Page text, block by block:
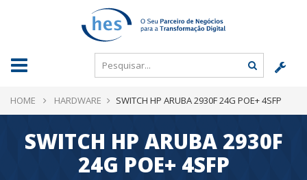
HOME HARDWARE SWITCH HP ARUBA 2930F 24G POE+ 4SFP
SWITCH HP ARUBA 2930F
24G POE+ 4SFP